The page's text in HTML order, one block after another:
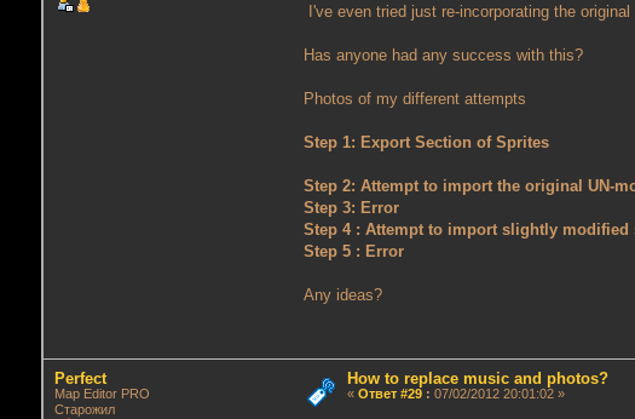
I've even tried just re-incorporating the
Has anyone had any success with this?
Photos of my different attempts
Step 1: Export Section of Sprites
Step 2: Attempt to import the original UN-
Step 3: Error
Step 4 : Attempt to import slightly modified
Step 5 : Error
Any ideas?
Perfect
Map Editor PRO
Старожил
How to replace music and photos?
« Ответ #29: 07/02/2012 20:01:02 »